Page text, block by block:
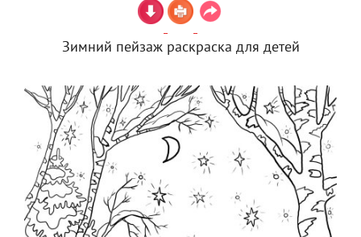
Зимний пейзаж раскраска для детей